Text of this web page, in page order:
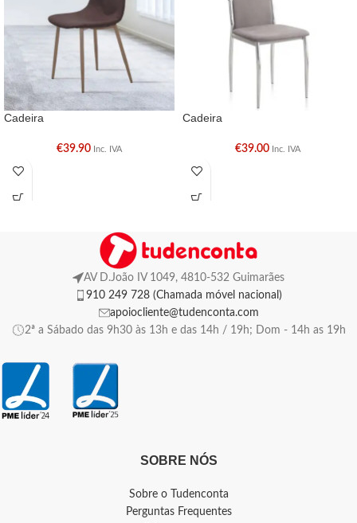
Cadeira
€39.90 Inc. IVA
Cadeira
€39.00 Inc. IVA
AV D.João IV 1049, 4810-532 Guimarães
910 249 728 (Chamada móvel nacional)
apoiocliente@tudenconta.com
2ª a Sábado das 9h30 às 13h e das 14h / 19h; Dom - 14h as 19h
SOBRE NÓS
Sobre o Tudenconta
Perguntas Frequentes